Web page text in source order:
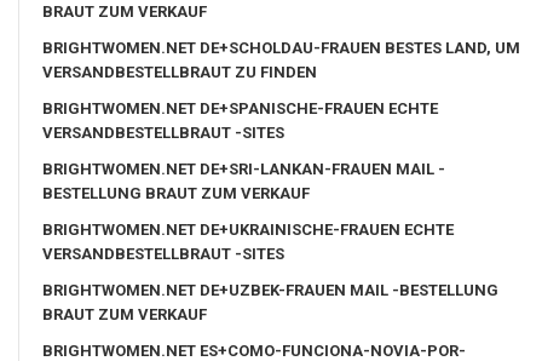
BRAUT ZUM VERKAUF
BRIGHTWOMEN.NET DE+SCHOLDAU-FRAUEN BESTES LAND, UM
VERSANDBESTELLBRAUT ZU FINDEN
BRIGHTWOMEN.NET DE+SPANISCHE-FRAUEN ECHTE
VERSANDBESTELLBRAUT -SITES
BRIGHTWOMEN.NET DE+SRI-LANKAN-FRAUEN MAIL -
BESTELLUNG BRAUT ZUM VERKAUF
BRIGHTWOMEN.NET DE+UKRAINISCHE-FRAUEN ECHTE
VERSANDBESTELLBRAUT -SITES
BRIGHTWOMEN.NET DE+UZBEK-FRAUEN MAIL -BESTELLUNG
BRAUT ZUM VERKAUF
BRIGHTWOMEN.NET ES+COMO-FUNCIONA-NOVIA-POR-